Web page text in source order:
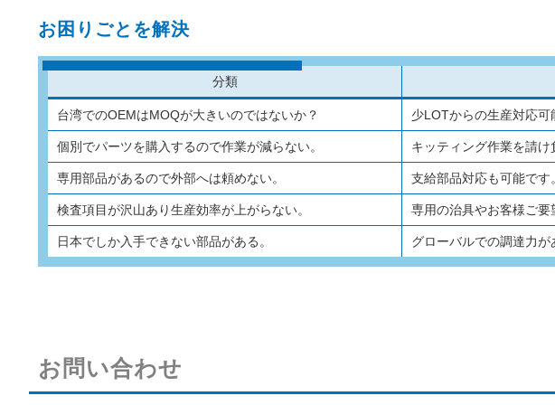
お困りごとを解決
分類
台湾でのOEMはMOQが大きいのではないか？ 少LOTからの生産対応可
個別でパーツを購入するので作業が減らない。 キッティング作業を請け
専用部品があるので外部へは頼めない。 支給部品対応も可能です
検査項目が沢山あり生産効率が上がらない。 専用の治具やお客様ご要
日本でしか入手できない部品がある。 グローバルでの調達力
お問い合わせ